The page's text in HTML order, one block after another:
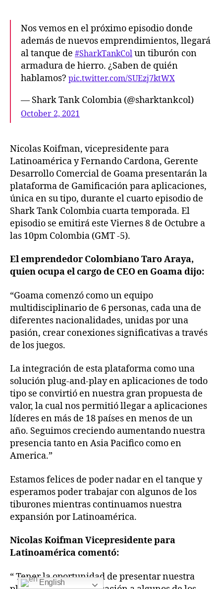
Nos vemos en el próximo episodio donde
además de nuevos emprendimientos, llegará
al tanque de #SharkTankCol un tiburón con
armadura de hierro. ¿Saben de quién
hablamos? pic.twitter.com/SUEzj7ktWX
— Shark Tank Colombia (@sharktankcol)
October 2, 2021
Nicolas Koifman, vicepresidente para
Latinoamérica y Fernando Cardona, Gerente
Desarrollo Comercial de Goama presentarán la
plataforma de Gamificación para aplicaciones,
única en su tipo, durante el cuarto episodio de
Shark Tank Colombia cuarta temporada. El
episodio se emitirá este Viernes 8 de Octubre a
las 10pm Colombia (GMT -5).
El emprendedor Colombiano Taro Araya,
quien ocupa el cargo de CEO en Goama dijo:
“Goama comenzó como un equipo
multidisciplinario de 6 personas, cada una de
diferentes nacionalidades, unidas por una
pasión, crear conexiones significativas a través
de los juegos.
La integración de esta plataforma como una
solución plug-and-play en aplicaciones de todo
tipo se convirtió en nuestra gran propuesta de
valor, la cual nos permitió llegar a aplicaciones
líderes en más de 18 países en menos de un
año. Seguimos creciendo aumentando nuestra
presencia tanto en Asia Pacifico como en
America.”
Estamos felices de poder nadar en el tanque y
esperamos poder trabajar con algunos de los
tiburones mientras continuamos nuestra
expansión por Latinoamérica.
Nicolas Koifman Vicepresidente para
Latinoamérica comentó:
“ Tener la oportunidad de presentar nuestra
English